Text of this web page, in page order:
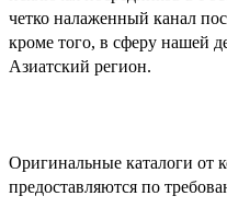
четко налаженный канал
кроме того, в сферу нашей
Азиатский регион.
Оригинальные каталоги от
предоставляются по